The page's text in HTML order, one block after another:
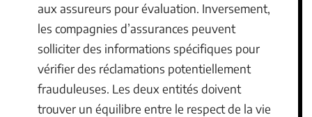
aux assureurs pour évaluation. Inversement,
les compagnies d’assurances peuvent
solliciter des informations spécifiques pour
vérifier des réclamations potentiellement
frauduleuses. Les deux entités doivent
trouver un équilibre entre le respect de la vie